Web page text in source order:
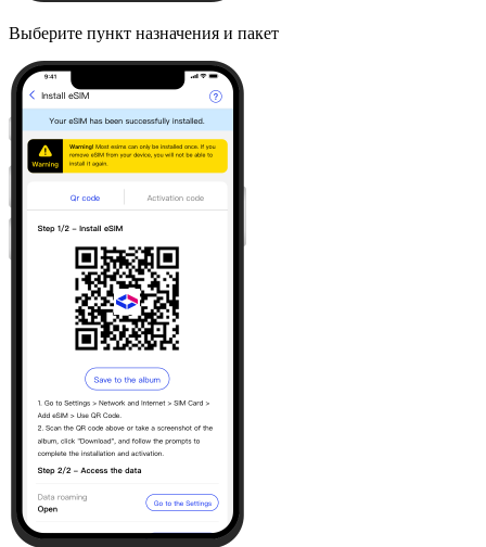
Выберите пункт назначения и пакет